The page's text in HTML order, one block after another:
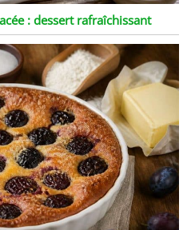
: dessert rafraîchissant